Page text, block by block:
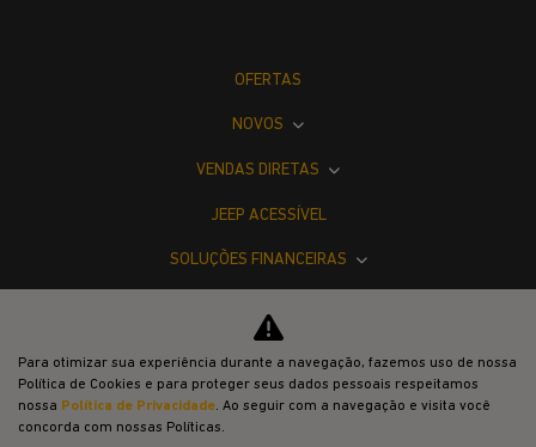
OFERTAS
NOVOS
VENDAS DIRETAS
JEEP ACESSÍVEL
SOLUÇÕES FINANCEIRAS
INSTITUCIONAL
Para otimizar sua experiência durante a navegação, fazemos uso de nossa
Política de Cookies e para proteger seus dados pessoais respeitamos
nossa Política de Privacidade. Ao seguir com a navegação e visita você
concorda com nossas Políticas.